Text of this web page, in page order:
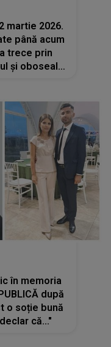
martie 2026.
până acum
trece prin
și oboseala
în memoria
după
o soție bună
că..."